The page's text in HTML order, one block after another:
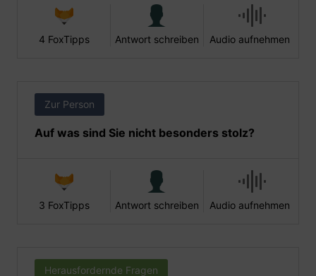
4 FoxTipps Antwort schreiben Audio aufnehmen
Zur Person
Auf was sind Sie nicht besonders stolz?
3 FoxTipps Antwort schreiben Audio aufnehmen
Herausfordernde Fragen